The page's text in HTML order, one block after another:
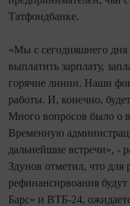
Татфондбанке.
«Мы с сегодняшнего дня
выплатить зарплату,
горячие линии. Наши
работы. И, конечно,
Много вопросов было о
Временную
дальнейшие встречи», -
Здунов отметил, что для
рефинансирвоания
Барс» и ВТБ-24,